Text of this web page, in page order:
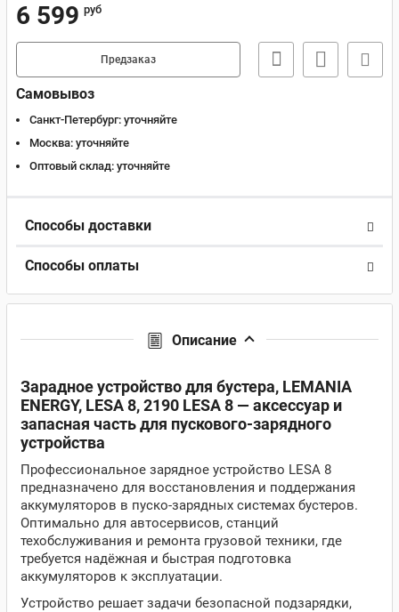
6 599 руб
Предзаказ
Самовывоз
Санкт-Петербург: уточняйте
Москва: уточняйте
Оптовый склад: уточняйте
Способы доставки
Способы оплаты
Описание
Зарадное устройство для бустера, LEMANIA
ENERGY, LESA 8, 2190 LESA 8 — аксессуар и
запасная часть для пускового-зарядного
устройства
Профессиональное зарядное устройство LESA 8
предназначено для восстановления и поддержания
аккумуляторов в пуско-зарядных системах бустеров.
Оптимально для автосервисов, станций
техобслуживания и ремонта грузовой техники, где
требуется надёжная и быстрая подготовка
аккумуляторов к эксплуатации.
Устройство решает задачи безопасной подзарядки,